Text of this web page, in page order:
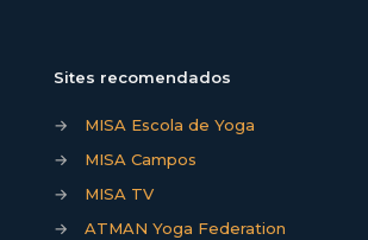
Sites recomendados
→
MISA Escola de Yoga
→
MISA Campos
→
MISA TV
→
ATMAN Yoga Federation